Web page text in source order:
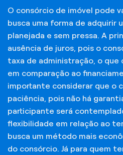
O consórcio de imóvel pode
busca uma forma de adquirir
planejada e sem pressa. A
ausência de juros, pois o
taxa de administração, o que
em comparação ao
importante considerar que o
paciência, pois não há
participante será
flexibilidade em relação ao
busca um método mais
do consórcio. Já para quem